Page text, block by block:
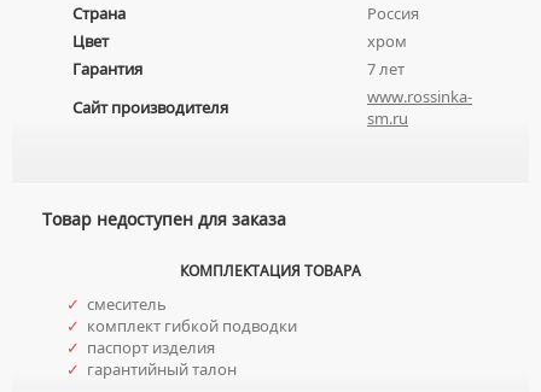
Страна
Россия
Цвет
хром
Гарантия
7 лет
Сайт производителя
www.rossinka-
sm.ru
Товар недоступен для заказа
КОМПЛЕКТАЦИЯ ТОВАРА
✓ смеситель
✓ комплект гибкой подводки
✓ паспорт изделия
✓ гарантийный талон
МЕБЕЛЬНЫЕ УМЫВАЛЬНИКИ
НАКЛАДНЫЕ УМЫВАЛЬНИКИ
УМЫВАЛЬНИКИ НАД СТИРАЛЬНЫМИ МАШИНАМИ
ПОЛУПЬЕДЕСТАЛЫ ДЛЯ УМЫВАЛЬНИКОВ
ПРИСТАВНЫЕ УНИТАЗЫ
УНИТАЗЫ-КОМПАКТЫ
УНИТАЗЫ С БИДЕТКОЙ